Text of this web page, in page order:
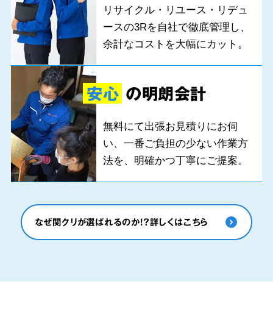
リサイクル・リユース・リデュ
ースの3Rを自社で徹底管理し、
余計なコストを大幅にカット。
安心 の明朗会計
無料にて出張お見積りにお伺
い、一番ご負担の少ない作業方
法を、明確かつ丁寧にご提案。
なぜ関クリが選ばれるのか!?詳しくはこちら